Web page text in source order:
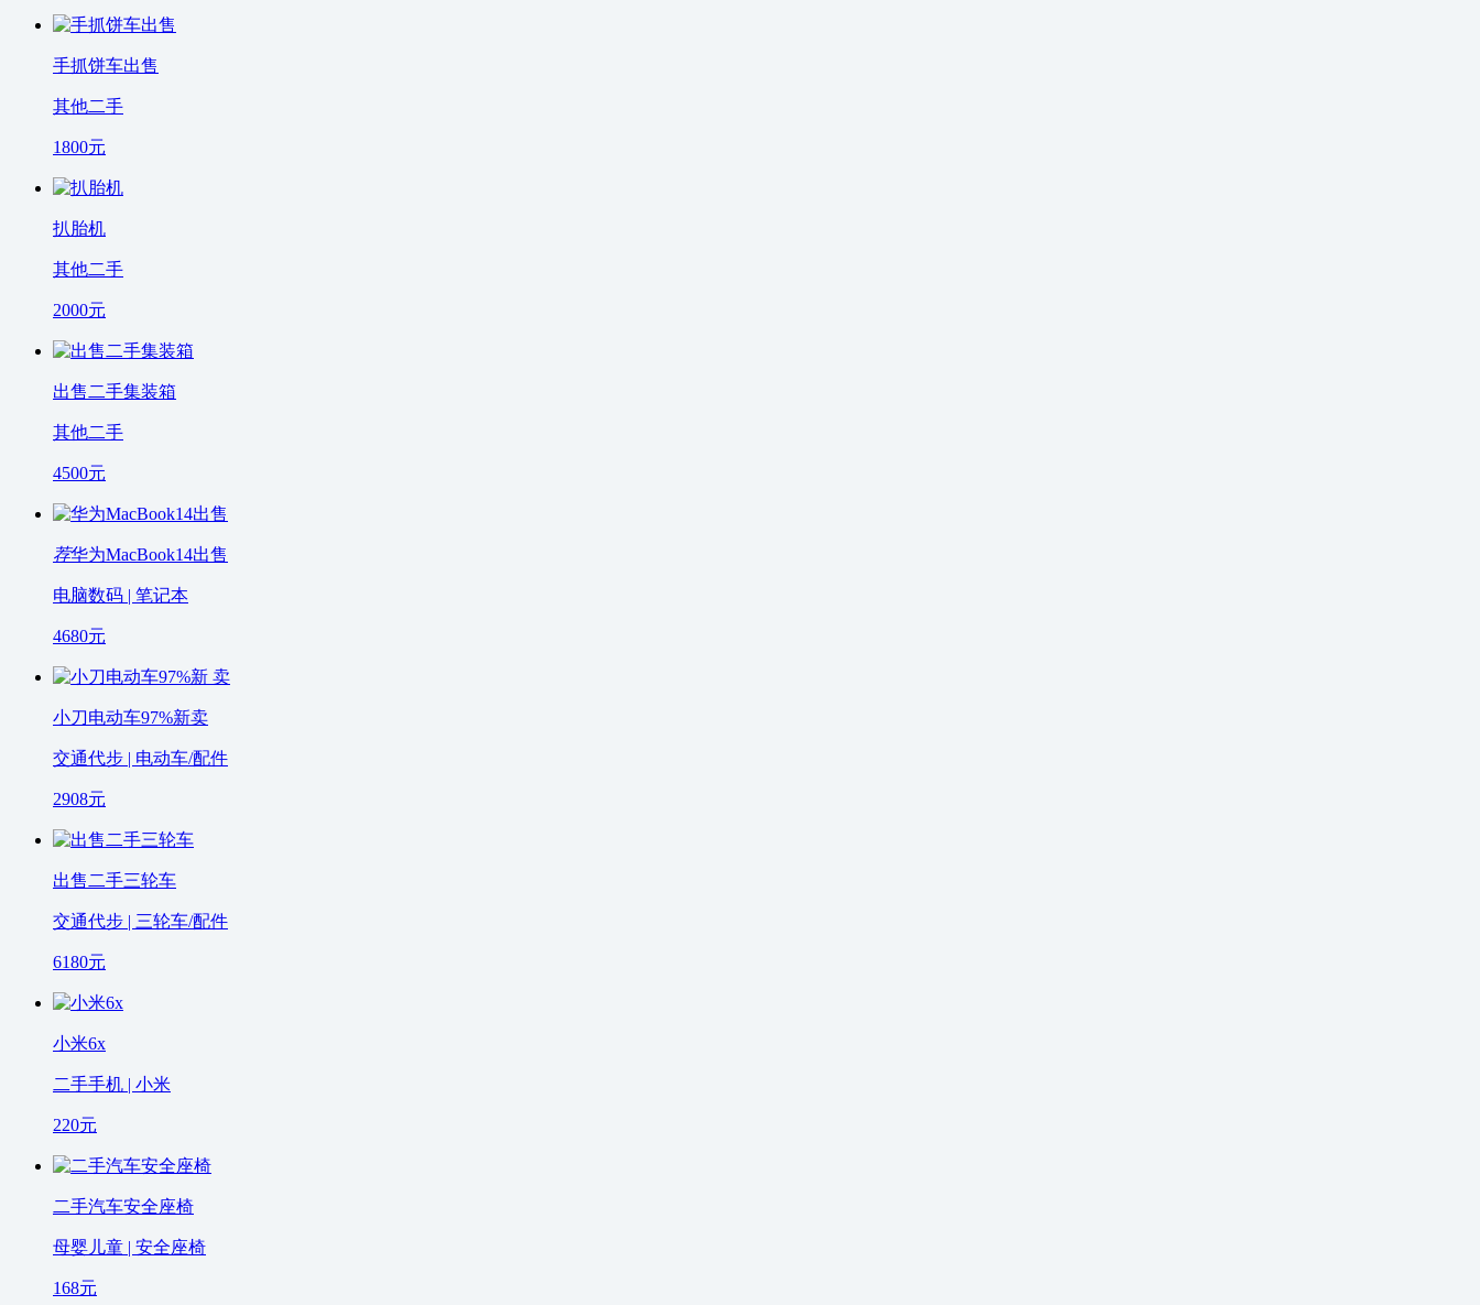
手抓饼车出售
其他二手
1800元
扒胎机
其他二手
2000元
出售二手集装箱
其他二手
4500元
荐华为MacBook14出售
电脑数码 | 笔记本
4680元
小刀电动车97%新卖
交通代步 | 电动车/配件
2908元
出售二手三轮车
交通代步 | 三轮车/配件
6180元
小米6x
二手手机 | 小米
220元
二手汽车安全座椅
母婴儿童 | 安全座椅
168元